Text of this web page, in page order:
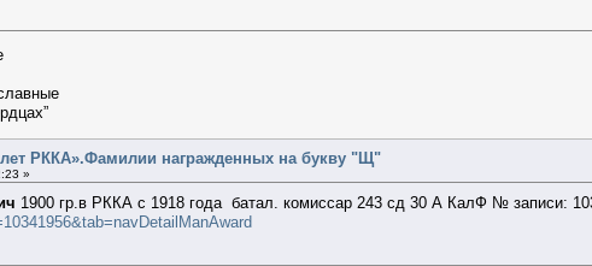
РККА».Фамилии награжденных на букву "Щ"
»
1900 гр.в РККА с 1918 года батал. комиссар 243 сд 30 А КалФ № записи: